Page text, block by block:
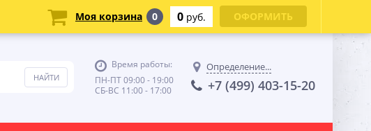
Время работы:
ПН-ПТ 09:00 - 19:00
СБ-ВС 11:00 - 17:00
Определение...
+7 (499) 403-15-20
Моя корзина 0 0 руб. ОФОРМИТЬ